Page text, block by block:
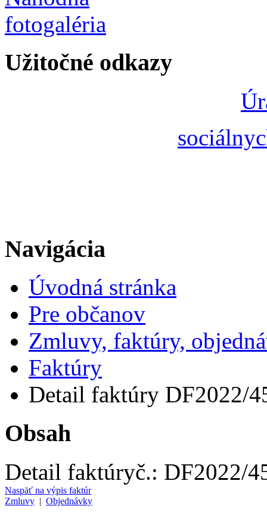
Užitočné odkazy
Navigácia
Úvodná stránka
Pre občanov
Zmluvy, faktúry,
Faktúry
Detail faktúry DF2022/
Obsah
Detail faktúryč.: DF2022/
Naspäť na výpis faktúr
Zmluvy | Objednávky